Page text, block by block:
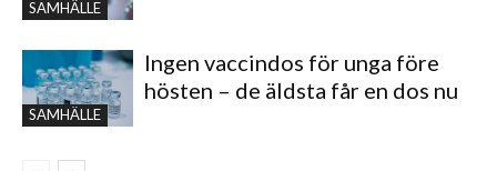
SAMHÄLLE
SAMHÄLLE
Ingen vaccindos för unga före
hösten – de äldsta får en dos nu